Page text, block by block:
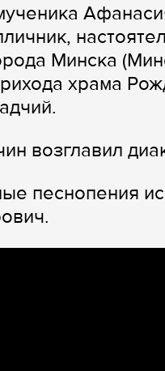
Минска
храма
возглавил
песнопения